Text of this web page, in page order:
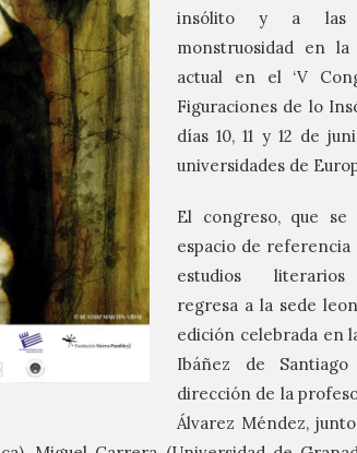
insólito y a las
monstruosidad en
actual en el ‘V
Figuraciones de lo
días 10, 11 y 12 de
universidades de
El congreso, que se
espacio de
estudios literarios
regresa a la sede
edición celebrada en
Ibáñez de
dirección de la
Álvarez Méndez,